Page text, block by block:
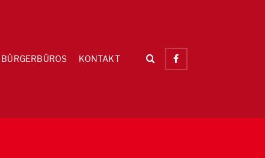
BÜRGERBÜROS KONTAKT